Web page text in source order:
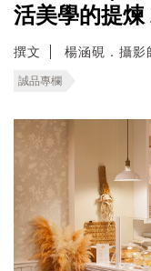
活美學的提
撰文 楊涵硯．攝影
誠品專欄